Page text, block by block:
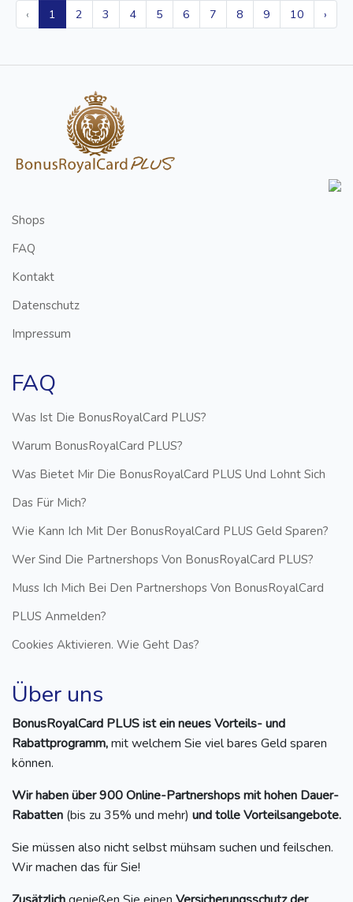
‹ 1 2 3 4 5 6 7 8 9 10 ›
Shops
FAQ
Kontakt
Datenschutz
Impressum
FAQ
Was Ist Die BonusRoyalCard PLUS?
Warum BonusRoyalCard PLUS?
Was Bietet Mir Die BonusRoyalCard PLUS Und Lohnt Sich
Das Für Mich?
Wie Kann Ich Mit Der BonusRoyalCard PLUS Geld Sparen?
Wer Sind Die Partnershops Von BonusRoyalCard PLUS?
Muss Ich Mich Bei Den Partnershops Von BonusRoyalCard
PLUS Anmelden?
Cookies Aktivieren. Wie Geht Das?
Über uns
BonusRoyalCard PLUS ist ein neues Vorteils- und
Rabattprogramm,mit welchem Sie viel bares Geld sparen
können.
Wir haben über 900 Online-Partnershops mit hohen Dauer-
Rabatten (bis zu 35% und mehr) und tolle Vorteilsangebote.
Sie müssen also nicht selbst mühsam suchen und feilschen.
Wir machen das für Sie!